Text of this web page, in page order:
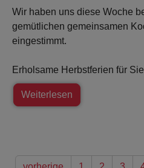
Wir haben uns diese Woche
gemütlichen gemeinsamen
eingestimmt.
Erholsame Herbstferien für
Weiterlesen